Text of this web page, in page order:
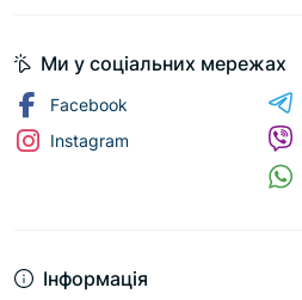
Інформація
Ми у соціальних мережах
Facebook
Instagram